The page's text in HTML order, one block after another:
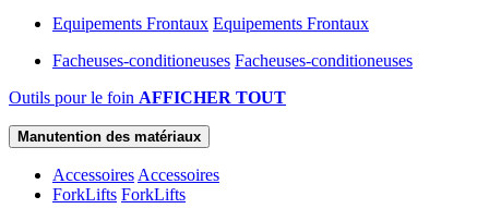
Equipements Frontaux Equipements Frontaux
Facheuses-conditioneuses Facheuses-conditioneuses
Outils pour le foin AFFICHER TOUT
Manutention des matériaux
Accessoires Accessoires
ForkLifts ForkLifts